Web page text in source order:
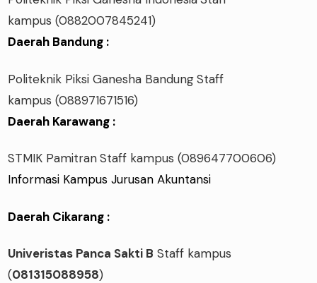
kampus(0882007845241)
Daerah Bandung :
Politeknik Piksi Ganesha BandungStaff
kampus(088971671516)
Daerah Karawang :
STMIK PamitranStaff kampus(089647700606)
Informasi Kampus Jurusan Akuntansi
Daerah Cikarang :
Univeristas Panca Sakti B Staff kampus
(081315088958)